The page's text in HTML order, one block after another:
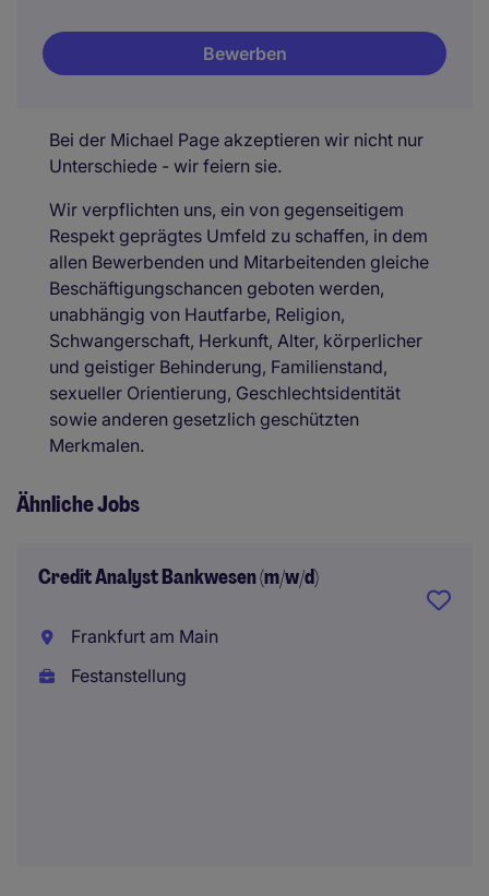
Bewerben
Bei der Michael Page akzeptieren wir nicht nur
Unterschiede - wir feiern sie.
Wir verpflichten uns, ein von gegenseitigem
Respekt geprägtes Umfeld zu schaffen, in dem
allen Bewerbenden und Mitarbeitenden gleiche
Beschäftigungschancen geboten werden,
unabhängig von Hautfarbe, Religion,
Schwangerschaft, Herkunft, Alter, körperlicher
und geistiger Behinderung, Familienstand,
sexueller Orientierung, Geschlechtsidentität
sowie anderen gesetzlich geschützten
Merkmalen.
Ähnliche Jobs
Credit Analyst Bankwesen (m/w/d)
Frankfurt am Main
Festanstellung